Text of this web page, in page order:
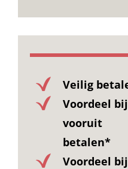
Veilig
Voordeel bij
vooruit
betalen*
Voordeel bij